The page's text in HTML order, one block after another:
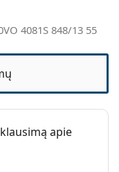
55
4081S 848/13 55
apie